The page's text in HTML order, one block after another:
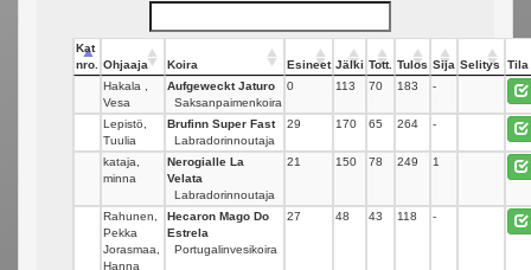
Kat
nro.
Ohjaaja Koira Esineet Jälki Tott. Tulos Sija Selitys
Tila
Hakala ,
Vesa
Aufgeweckt Jaturo
Saksanpaimenkoira
0 113 70 183 -
Lepistö,
Tuulia
Brufinn Super Fast
Labradorinnoutaja
29 170 65 264 -
kataja,
minna
Nerogialle La
Velata
Labradorinnoutaja
21 150 78 249 1
Rahunen,
Pekka
Jorasmaa,
Hanna
Hecaron Mago Do
Estrela
Portugalinvesikoira
27 48 43 118 -